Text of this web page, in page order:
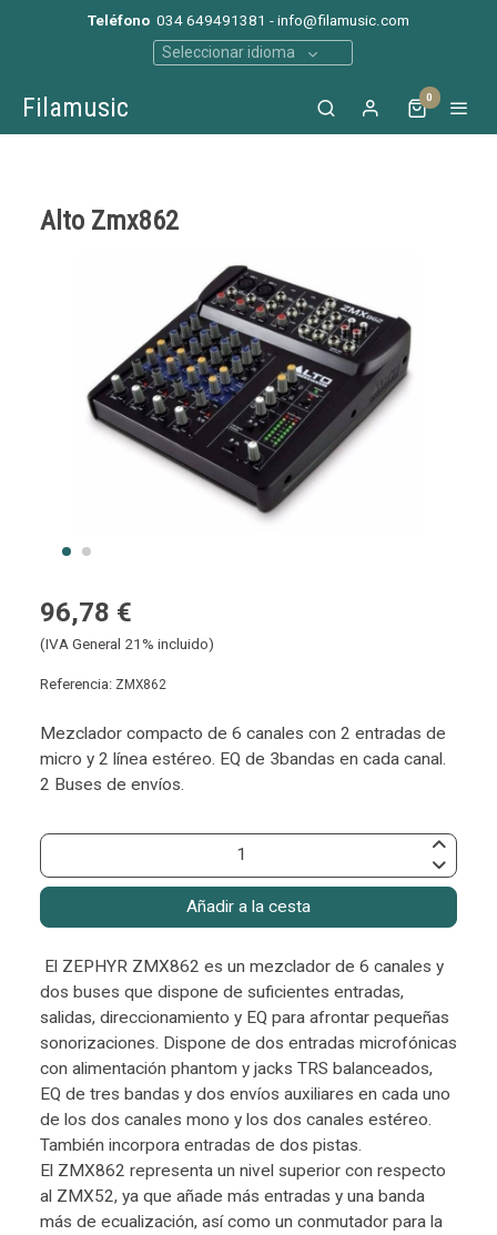
Teléfono 034 649491381 - info@filamusic.com
Seleccionar idioma
Filamusic 0
Alto Zmx862
96,78 €
(IVA General 21% incluido)
Referencia: ZMX862
Mezclador compacto de 6 canales con 2 entradas de
micro y 2 línea estéreo. EQ de 3bandas en cada canal.
2 Buses de envíos.
Añadir a la cesta
El ZEPHYR ZMX862 es un mezclador de 6 canales y
dos buses que dispone de suficientes entradas,
salidas, direccionamiento y EQ para afrontar pequeñas
sonorizaciones. Dispone de dos entradas microfónicas
con alimentación phantom y jacks TRS balanceados,
EQ de tres bandas y dos envíos auxiliares en cada uno
de los dos canales mono y los dos canales estéreo.
También incorpora entradas de dos pistas.
El ZMX862 representa un nivel superior con respecto
al ZMX52, ya que añade más entradas y una banda
más de ecualización, así como un conmutador para la